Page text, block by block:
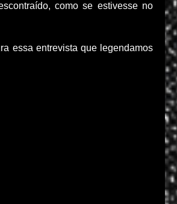
como se estivesse no
essa entrevista que legendamos